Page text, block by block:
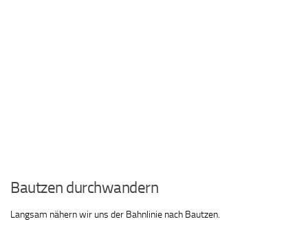
Bautzen durchwandern
Langsam nähern wir uns der Bahnlinie nach Bautzen.